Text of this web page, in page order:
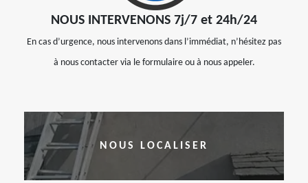
NOUS INTERVENONS 7j/7 et 24h/24
En cas d’urgence, nous intervenons dans l’immédiat, n’hésitez pas
à nous contacter via le formulaire ou à nous appeler.
NOUS LOCALISER